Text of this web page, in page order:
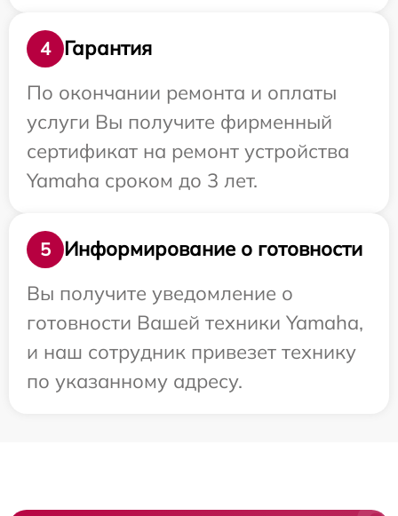
4
Гарантия
По окончании ремонта и оплаты
услуги Вы получите фирменный
сертификат на ремонт устройства
Yamaha сроком до 3 лет.
5
Информирование о готовности
Вы получите уведомление о
готовности Вашей техники Yamaha,
и наш сотрудник привезет технику
по указанному адресу.